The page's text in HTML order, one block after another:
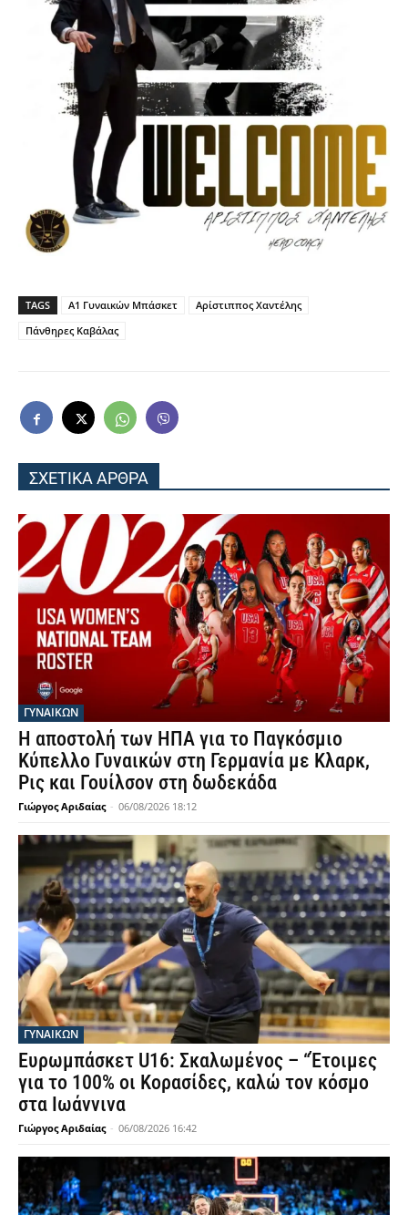
TAGS A1 Γυναικών Μπάσκετ
Αρίστιππος Χαντέλης
Πάνθηρες Καβάλας
ΣΧΕΤΙΚΑ ΑΡΘΡΑ
ΓΥΝΑΙΚΩΝ
Η αποστολή των ΗΠΑ για το Παγκόσμιο
Κύπελλο Γυναικών στη Γερμανία με Κλαρκ,
Ρις και Γουίλσον στη δωδεκάδα
Γιώργος Αριδαίας - 06/08/2026 18:12
ΓΥΝΑΙΚΩΝ
Ευρωμπάσκετ U16: Σκαλωμένος – “Έτοιμες
για το 100% οι Κορασίδες, καλώ τον κόσμο
στα Ιωάννινα
Γιώργος Αριδαίας - 06/08/2026 16:42